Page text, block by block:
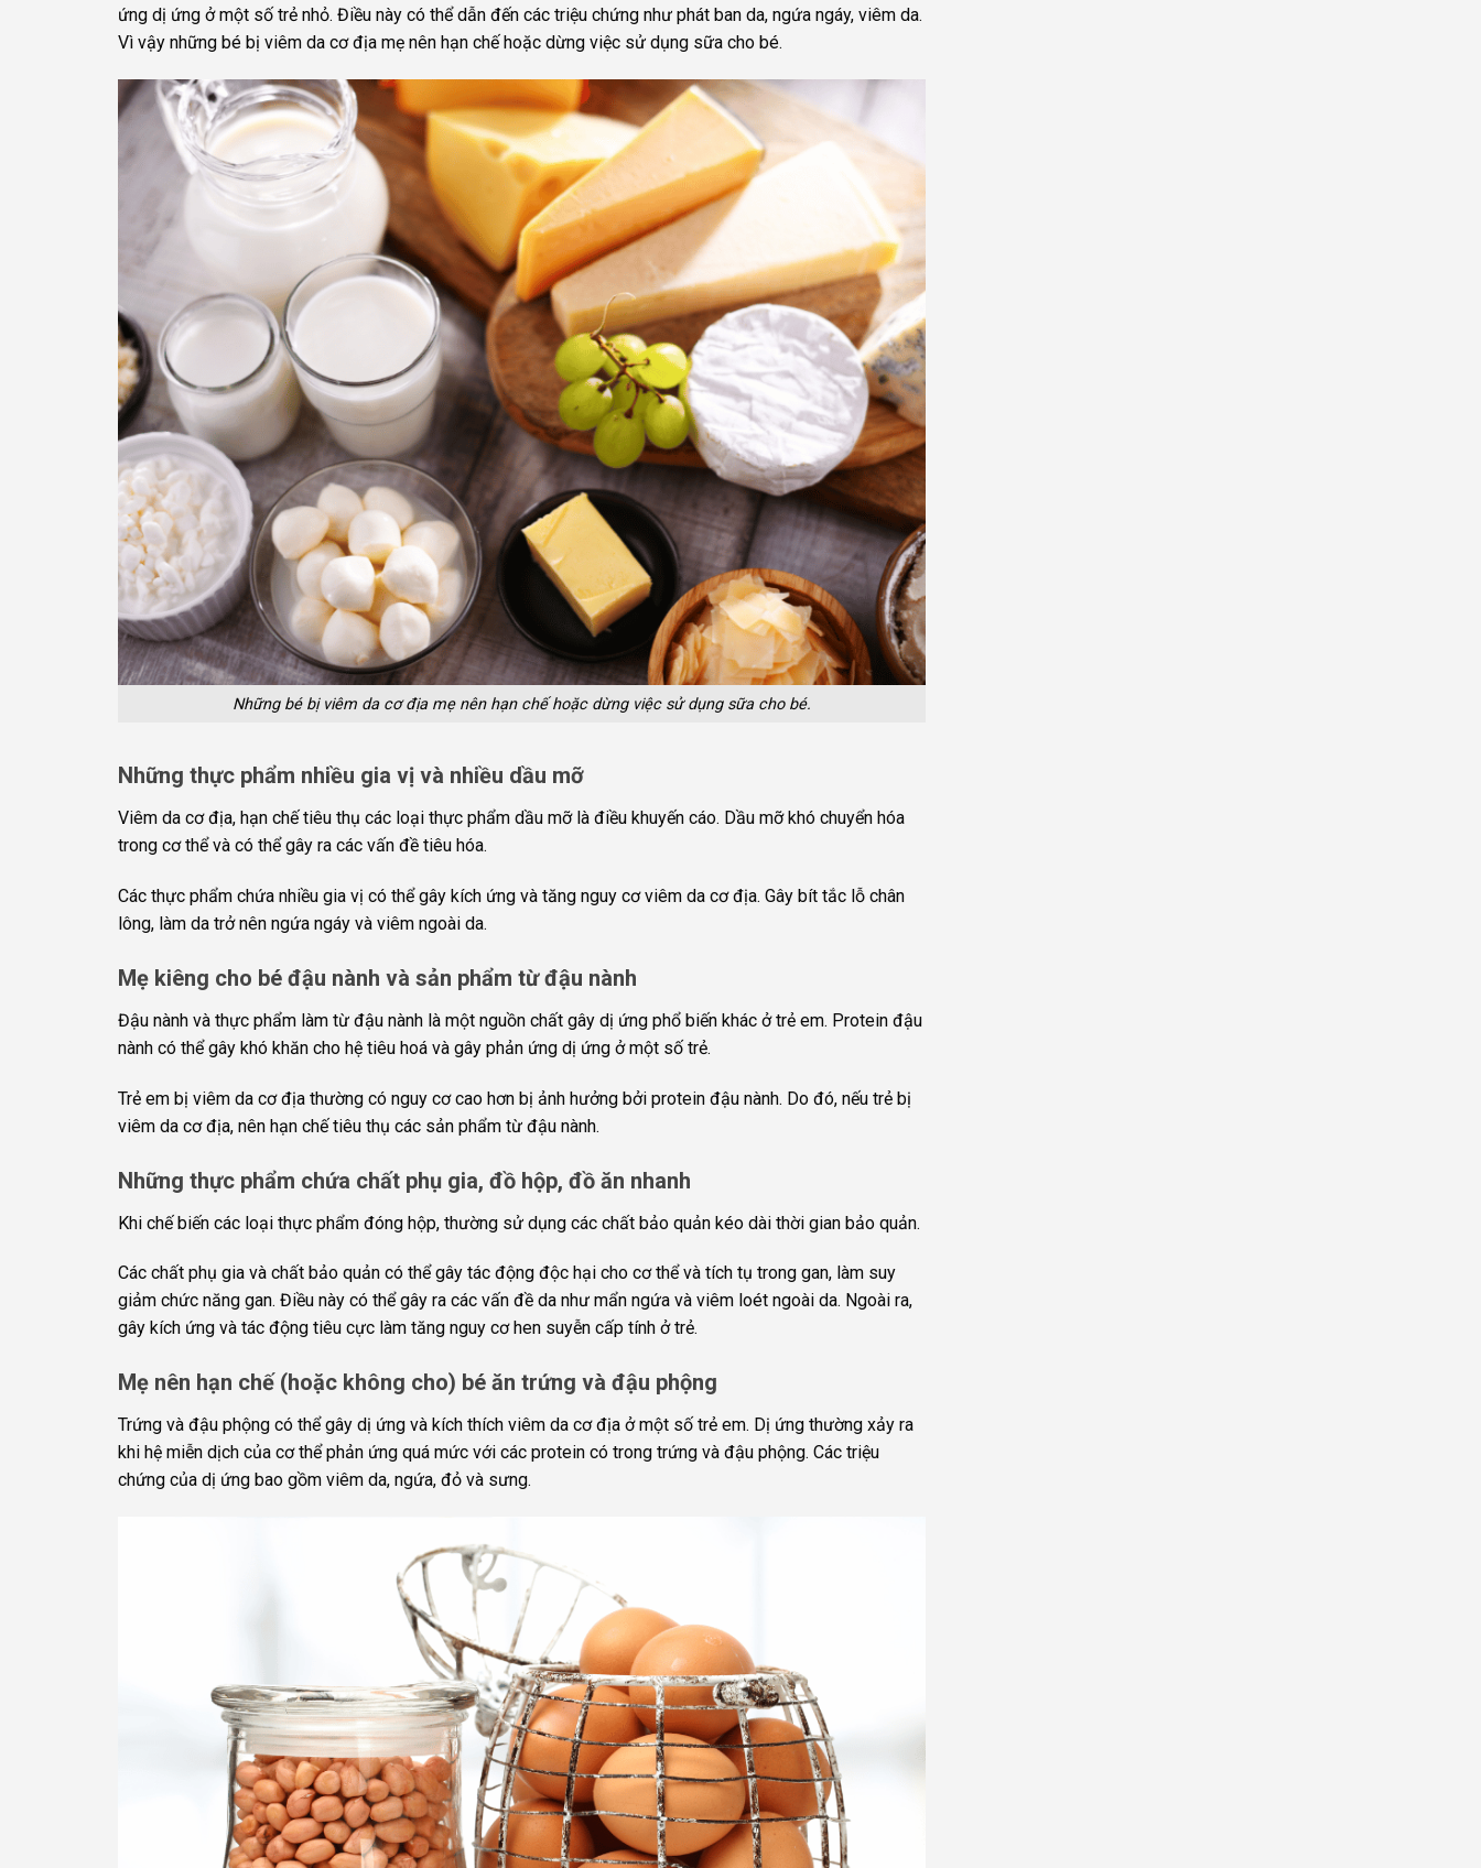
ứng dị ứng ở một số trẻ nhỏ. Điều này có thể dẫn đến các triệu chứng như phát ban da, ngứa ngáy, viêm da.
Vì vậy những bé bị viêm da cơ địa mẹ nên hạn chế hoặc dừng việc sử dụng sữa cho bé.
Những bé bị viêm da cơ địa mẹ nên hạn chế hoặc dừng việc sử dụng sữa cho bé.
Những thực phẩm nhiều gia vị và nhiều dầu mỡ
Viêm da cơ địa, hạn chế tiêu thụ các loại thực phẩm dầu mỡ là điều khuyến cáo. Dầu mỡ khó chuyển hóa
trong cơ thể và có thể gây ra các vấn đề tiêu hóa.
Các thực phẩm chứa nhiều gia vị có thể gây kích ứng và tăng nguy cơ viêm da cơ địa. Gây bít tắc lỗ chân
lông, làm da trở nên ngứa ngáy và viêm ngoài da.
Mẹ kiêng cho bé đậu nành và sản phẩm từ đậu nành
Đậu nành và thực phẩm làm từ đậu nành là một nguồn chất gây dị ứng phổ biến khác ở trẻ em. Protein đậu
nành có thể gây khó khăn cho hệ tiêu hoá và gây phản ứng dị ứng ở một số trẻ.
Trẻ em bị viêm da cơ địa thường có nguy cơ cao hơn bị ảnh hưởng bởi protein đậu nành. Do đó, nếu trẻ bị
viêm da cơ địa, nên hạn chế tiêu thụ các sản phẩm từ đậu nành.
Những thực phẩm chứa chất phụ gia, đồ hộp, đồ ăn nhanh
Khi chế biến các loại thực phẩm đóng hộp, thường sử dụng các chất bảo quản kéo dài thời gian bảo quản.
Các chất phụ gia và chất bảo quản có thể gây tác động độc hại cho cơ thể và tích tụ trong gan, làm suy
giảm chức năng gan. Điều này có thể gây ra các vấn đề da như mẩn ngứa và viêm loét ngoài da. Ngoài ra,
gây kích ứng và tác động tiêu cực làm tăng nguy cơ hen suyễn cấp tính ở trẻ.
Mẹ nên hạn chế (hoặc không cho) bé ăn trứng và đậu phộng
Trứng và đậu phộng có thể gây dị ứng và kích thích viêm da cơ địa ở một số trẻ em. Dị ứng thường xảy ra
khi hệ miễn dịch của cơ thể phản ứng quá mức với các protein có trong trứng và đậu phộng. Các triệu
chứng của dị ứng bao gồm viêm da, ngứa, đỏ và sưng.